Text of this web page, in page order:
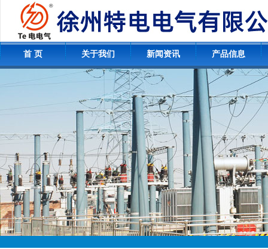
首 页 关于我们 新闻资讯 产品信息